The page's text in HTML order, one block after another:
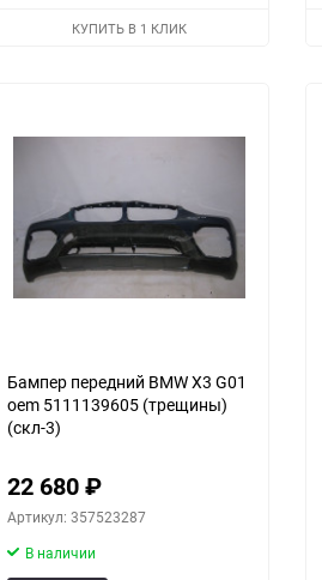
КУПИТЬ В 1 КЛИК
еще 3 фото
Бампер передний BMW X3 G01
oem 5111139605 (трещины)
(скл-3)
22 680₽
Артикул: 357523287
В наличии